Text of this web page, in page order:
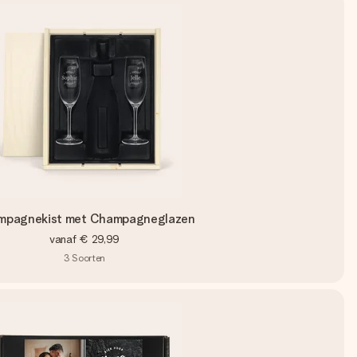
met Champagneglazen
vanaf € 29,99
3 Soorten